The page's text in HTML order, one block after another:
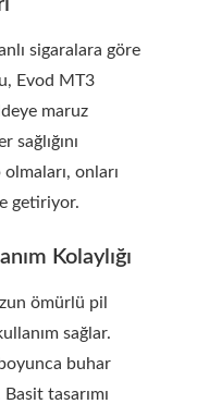
sigaralara göre
Evod MT3
maruz
sağlığını
onları
getiriyor.
Kolaylığı
ömürlü pil
sağlar.
buhar
tasarımı